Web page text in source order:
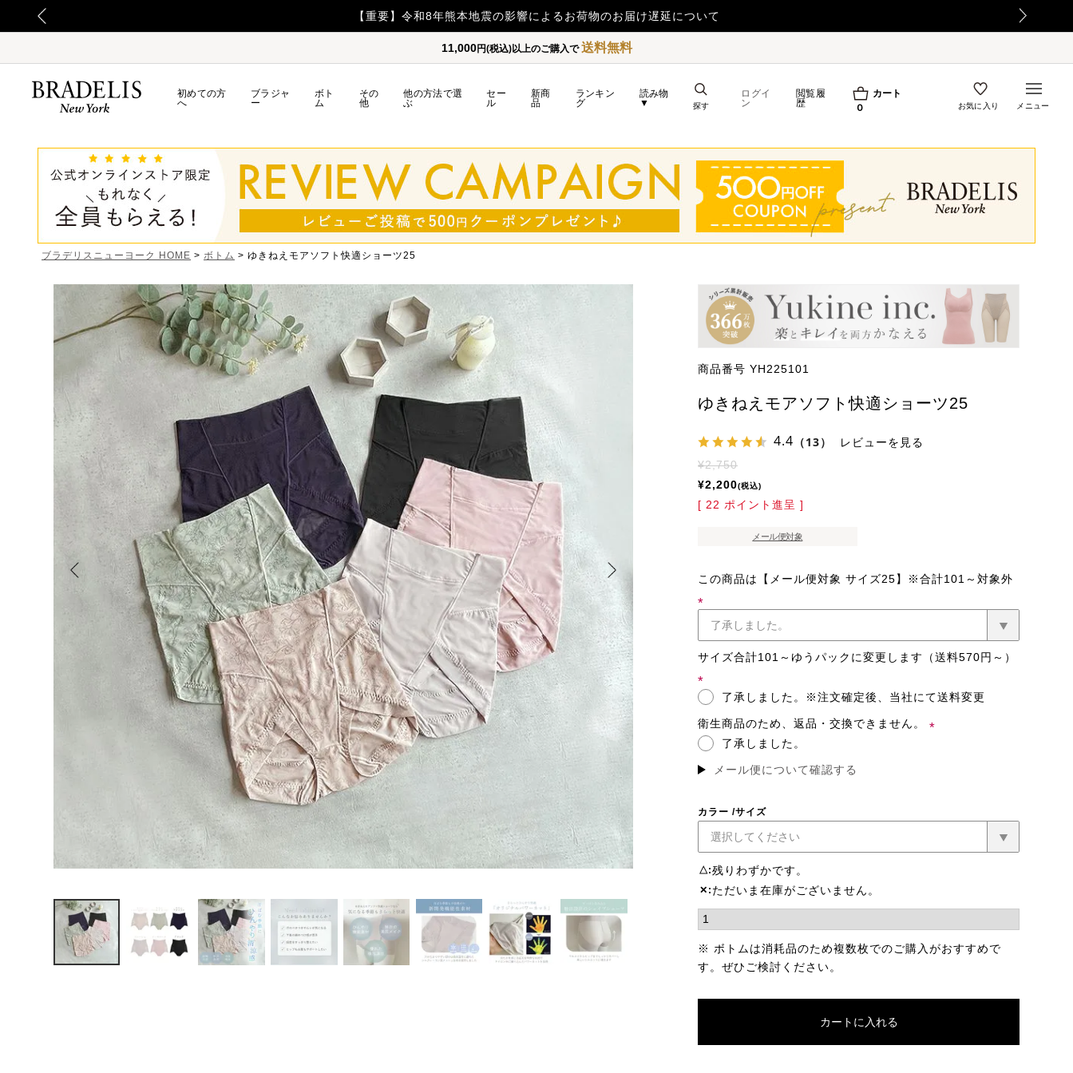
お荷物のお届け遅延について 【重要】日本郵便の障害による配送への影響について
11,000円(税込)以上のご購入で送料無料
初めての方
へ
ブラジャ
ー
ボト
ム
その
他
他の方法で選
ぶ
セー
ル
新商
品
ランキン
グ
読み物
▼
ログイ
ン
閲覧履
歴
カート
0
探す お気に入り メニュー
ブラデリスニューヨーク HOME ボトム ゆきねえモアソフト快適ショーツ25
商品番号 YH225101
ゆきねえモアソフト快適ショーツ25
4.4 （13） レビューを見る
¥2,750
¥2,200 税込
[ 22 ポイント進呈 ]
メール便対象
この商品は【メール便対象 サイズ25】※合計101～対象外
(必
須)
サイズ合計101～ゆうパックに変更します（送料570円～）
(必
須)
了承しました。※注文確定後、当社にて送料変更
衛生商品のため、返品・交換できません。
了承しました。
メール便について確認する
カラー サイズ
△ 残りわずかです。
✕ ただいま在庫がございません。
※ ボトムは消耗品のため複数枚でのご購入がおすすめで
す。ぜひご検討ください。
カートに入れる